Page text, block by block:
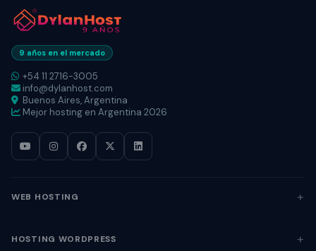
9 años en el mercado
+54 11 2716-3005
info@dylanhost.com
Buenos Aires, Argentina
Mejor hosting en Argentina 2026
WEB HOSTING
HOSTING WORDPRESS